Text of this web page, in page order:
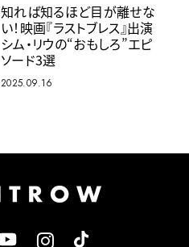
知れば知るほど目が離せな
い！映画『ラストブレス』出演
シム・リウの“おもしろ”エピ
ソード3選
2025.09.16